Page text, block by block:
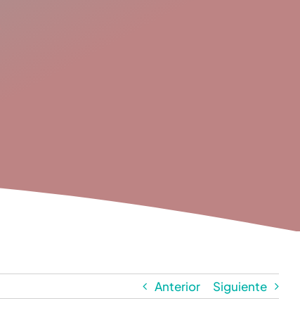
Anterior Siguiente